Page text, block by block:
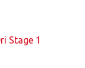
Stage 1